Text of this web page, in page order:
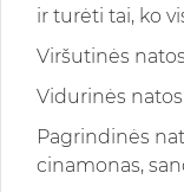
ir turėti tai, ko
Viršutinės
Vidurinės
Pagrindinės
cinamonas,